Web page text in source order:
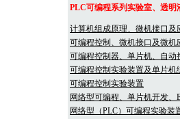
PLC可编程系列实验室、透
计算机组成原理、微机接口及
可编程控制、微机接口及微机
可编程控制器、单片机、自动
可编程控制实验装置及单片机
可编程控制实验装置
网络型可编程、单片机开发
网络型（PLC）可编程实验装